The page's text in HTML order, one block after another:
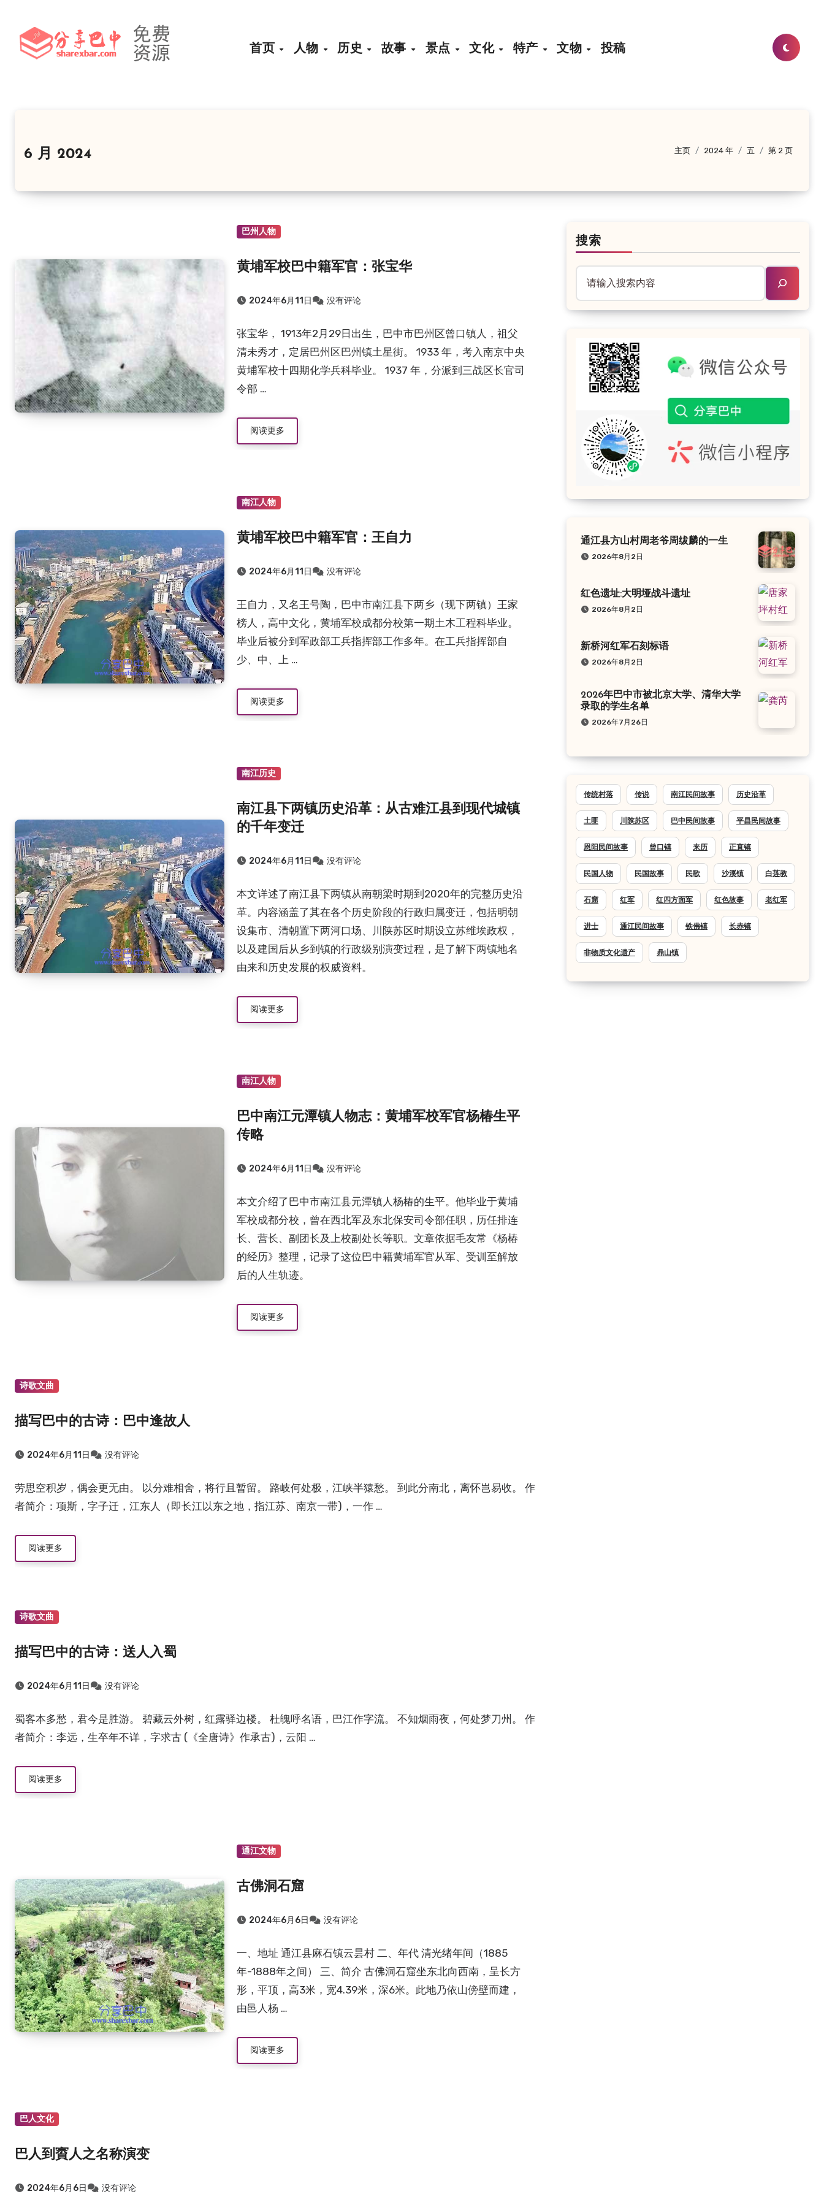
首页 人物 历史 故事 景点 文化 特产 文物 投稿
6 月 2024 主页 2024 年 五 第 2 页
巴州人物
黄埔军校巴中籍军官：张宝华
2024年6月11日 没有评论
张宝华， 1913年2月29日出生，巴中市巴州区曾口镇人，祖父
清未秀才，定居巴州区巴州镇土星街。 1933 年，考入南京中央
黄埔军校十四期化学兵科毕业。 1937 年，分派到三战区长官司
令部 …
阅读更多
南江人物
黄埔军校巴中籍军官：王自力
2024年6月11日 没有评论
王自力，又名王号陶，巴中市南江县下两乡（现下两镇）王家
榜人，高中文化，黄埔军校成都分校第一期土木工程科毕业。
毕业后被分到军政部工兵指挥部工作多年。在工兵指挥部自
少、中、上 …
阅读更多
南江历史
南江县下两镇历史沿革：从古难江县到现代城镇
的千年变迁
2024年6月11日 没有评论
本文详述了南江县下两镇从南朝梁时期到2020年的完整历史沿
革。内容涵盖了其在各个历史阶段的行政归属变迁，包括明朝
设集市、清朝置下两河口场、川陕苏区时期设立苏维埃政权，
以及建国后从乡到镇的行政级别演变过程，是了解下两镇地名
由来和历史发展的权威资料。
阅读更多
南江人物
巴中南江元潭镇人物志：黄埔军校军官杨椿生平
传略
2024年6月11日 没有评论
本文介绍了巴中市南江县元潭镇人杨椿的生平。他毕业于黄埔
军校成都分校，曾在西北军及东北保安司令部任职，历任排连
长、营长、副团长及上校副处长等职。文章依据毛友常《杨椿
的经历》整理，记录了这位巴中籍黄埔军官从军、受训至解放
后的人生轨迹。
阅读更多
诗歌文曲
描写巴中的古诗：巴中逢故人
2024年6月11日 没有评论
劳思空积岁，偶会更无由。 以分难相舍，将行且暂留。 路岐何处极，江峡半猿愁。 到此分南北，离怀岂易收。 作
者简介：项斯，字子迁，江东人（即长江以东之地，指江苏、南京一带)，一作 …
阅读更多
诗歌文曲
描写巴中的古诗：送人入蜀
2024年6月11日 没有评论
蜀客本多愁，君今是胜游。 碧藏云外树，红露驿边楼。 杜魄呼名语，巴江作字流。 不知烟雨夜，何处梦刀州。 作
者简介：李远，生卒年不详，字求古 (《全唐诗》作承古)，云阳 …
阅读更多
通江文物
古佛洞石窟
2024年6月6日 没有评论
一、地址 通江县麻石镇云昙村 二、年代 清光绪年间（1885
年-1888年之间） 三、简介 古佛洞石窟坐东北向西南，呈长方
形，平顶，高3米，宽4.39米，深6米。此地乃依山傍壁而建，
由邑人杨 …
阅读更多
巴人文化
巴人到賨人之名称演变
2024年6月6日 没有评论
搜索
通江县方山村周老爷周绂麟的一生
2026年8月2日
红色遗址:大明垭战斗遗址
2026年8月2日
新桥河红军石刻标语
2026年8月2日
2026年巴中市被北京大学、清华大学
录取的学生名单
2026年7月26日
传统村落 传说 南江民间故事 历史沿革
土匪 川陕苏区 巴中民间故事 平昌民间故事
恩阳民间故事 曾口镇 来历 正直镇
民国人物 民国故事 民歌 沙溪镇 白莲教
石窟 红军 红四方面军 红色故事 老红军
进士 通江民间故事 铁佛镇 长赤镇
非物质文化遗产 鼎山镇